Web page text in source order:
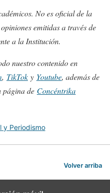
No es oficial de la
emitidas a través de
a la Institución.
nuestro contenido en
, TikTok y Youtube, además de
página de Concéntrika
y Periodismo
Volver arriba